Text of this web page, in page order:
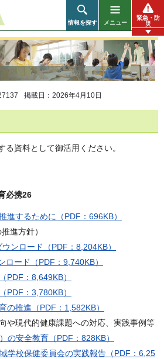
情報を探す メニュー
緊急・防
災
掲載日：2026年4月10日
る資料として御活用ください。
必携26
進するために（PDF：696KB）
進方針）
ロード（PDF：8,204KB）
ード（PDF：9,740KB）
PDF：8,649KB）
PDF：3,780KB）
の推進（PDF：1,582KB）
現代的健康課題への対応、実践事例等
安全教育（PDF：828KB）
校保健委員会の実践報告（PDF：6,25